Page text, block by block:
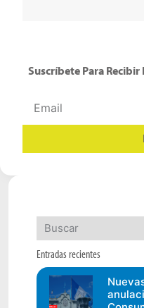
Suscríbete Para Recibir
Entradas recientes